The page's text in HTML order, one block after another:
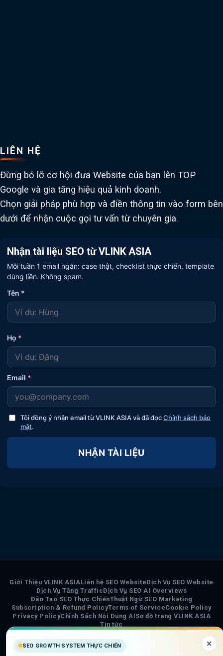
LIÊN HỆ
Đừng bỏ lỡ cơ hội đưa Website của bạn lên TOP
Google và gia tăng hiệu quả kinh doanh.
Chọn giải pháp phù hợp và điền thông tin vào form bên
dưới để nhận cuộc gọi tư vấn từ chuyên gia.
Nhận tài liệu SEO từ VLINK ASIA
Mỗi tuần 1 email ngắn: case thật, checklist thực chiến, template
dùng liền. Không spam.
Tên *
Họ *
Email *
Tôi đồng ý nhận email từ VLINK ASIA và đã đọcChính sách bảo
mật.
NHẬN TÀI LIỆU
Giới Thiệu VLINK ASIALiên hệ SEO WebsiteDịch Vụ SEO Website
Dịch Vụ Tăng TrafficDịch Vụ SEO AI Overviews
Đào Tạo SEO Thực ChiếnThuật Ngữ SEO Marketing
Subscription & Refund PolicyTerms of ServiceCookie Policy
Privacy PolicyChính Sách Nội Dung AISơ đồ trang VLINK ASIA
Tin tức
COPYRIGHT 2026 © VLINK ASIA
SEO GROWTH SYSTEM THỰC CHIẾN ×